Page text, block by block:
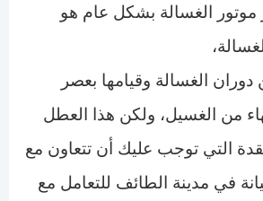
موتور الغسالة بشكل عام هو
الغسالة وقيامها بعصر
من الغسيل، ولكن هذا العطل
التي توجب عليك أن تتعاون مع
في مدينة الطائف للتعامل مع